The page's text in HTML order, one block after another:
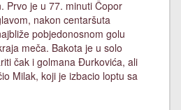
Prvo je u 77. minuti Čopor
nakon centaršuta
pobjedonosnom golu
meča. Bakota je u solo
čak i golmana Đurkovića, ali
Milak, koji je izbacio loptu sa